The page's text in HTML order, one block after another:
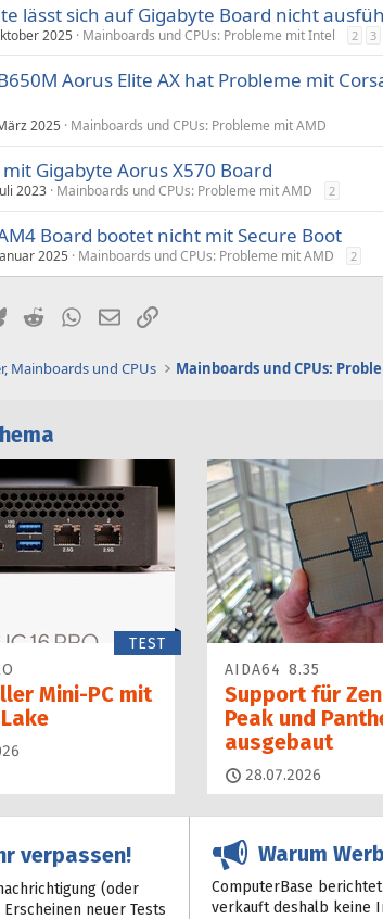
lässt sich auf Gigabyte Board nicht
2025 Mainboards und CPUs: Probleme mit Intel 2 3
Aorus Elite AX hat Probleme mit
2025 Mainboards und CPUs: Probleme mit AMD
Gigabyte Aorus X570 Board
2023 Mainboards und CPUs: Probleme mit AMD 2
Board bootet nicht mit Secure Boot
2025 Mainboards und CPUs: Probleme mit AMD 2
BlueskyRedditWhatsApp
E-MailLink
Mainboards und CPUs Mainboards und CPUs:
TEST
Mini-PC mit
AIDA64 8.35
Support für
Peak und
ausgebaut
28.07.2026
verpassen!
(oder
neuer Tests
Warum
ComputerBase
verkauft deshalb keine